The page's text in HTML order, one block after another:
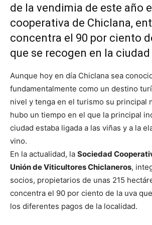
de la vendimia de este año
cooperativa de Chiclana,
concentra el 90 por ciento
que se recogen en la ciudad
Aunque hoy en día Chiclana sea
fundamentalmente como un destino
nivel y tenga en el turismo su principal
hubo un tiempo en el que la principal
ciudad estaba ligada a las viñas y a la
vino.
En la actualidad, la Sociedad
Unión de Viticultores Chiclaneros,
socios, propietarios de unas 215
concentra el 90 por ciento de la uva
los diferentes pagos de la localidad.